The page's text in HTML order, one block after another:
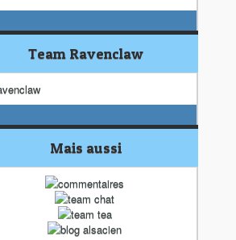
Team Ravenclaw
Mais aussi